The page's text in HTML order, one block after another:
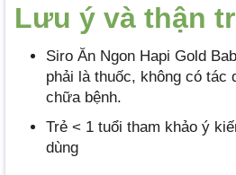
Lưu ý và thận
Siro Ăn Ngon Hapi Gold
phải là thuốc, không có tác
chữa bệnh.
Trẻ < 1 tuổi tham khảo ý
dùng